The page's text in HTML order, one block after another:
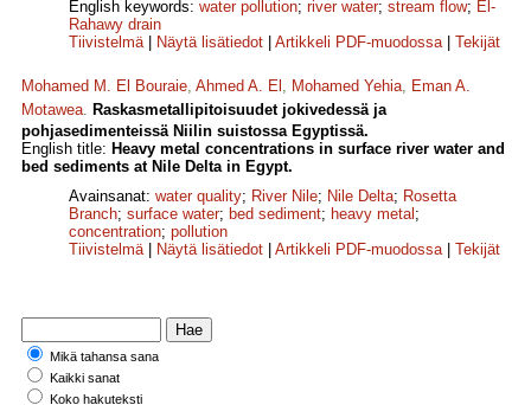
English keywords: water pollution; river water; stream flow; El-
Rahawy drain
Tiivistelmä| Näytä lisätiedot Artikkeli PDF-muodossa| Tekijät
Mohamed M. El Bouraie, Ahmed A. El , Mohamed Yehia, Eman A.
Motawea. Raskasmetallipitoisuudet jokivedessä ja
pohjasedimenteissä Niilin suistossa Egyptissä.
English title: Heavy metal concentrations in surface river water and
bed sediments at Nile Delta in Egypt.
Avainsanat: water quality; River Nile; Nile Delta; Rosetta
Branch; surface water; bed sediment; heavy metal ;
concentration; pollution
Tiivistelmä| Näytä lisätiedot Artikkeli PDF-muodossa| Tekijät
Mikä tahansa sana
Kaikki sanat
Koko hakuteksti